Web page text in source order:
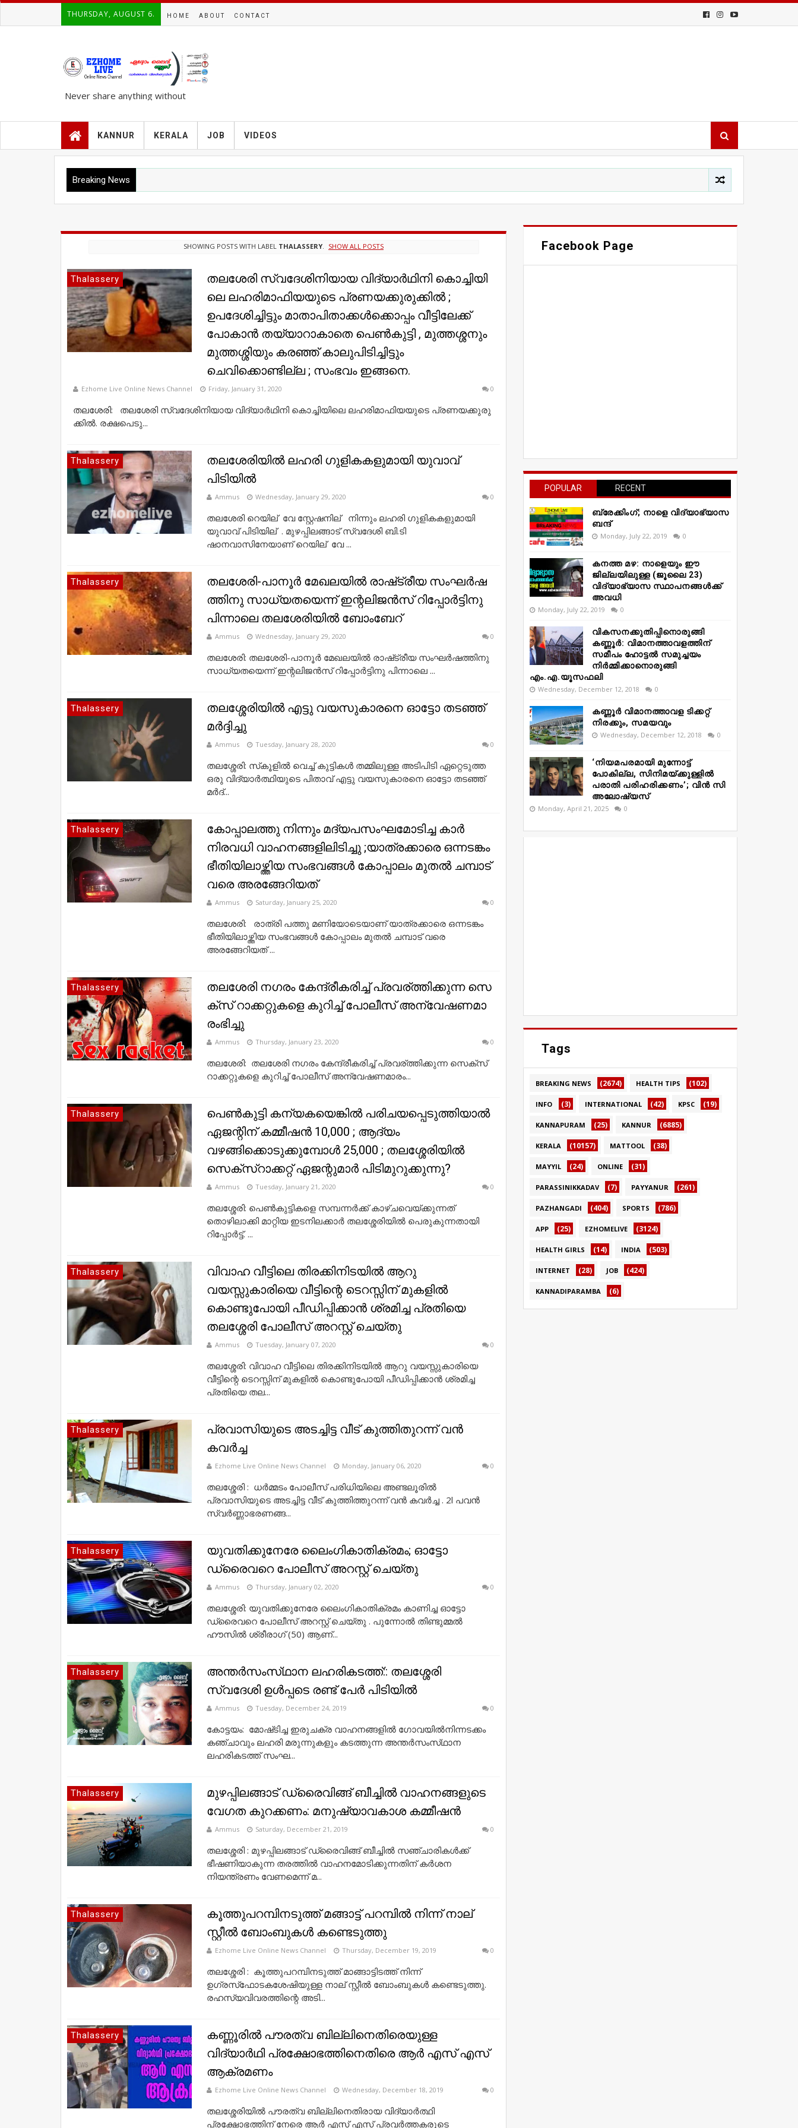
THURSDAY, AUGUST 6. HOME ABOUT CONTACT
Never share anything without
KANNUR KERALA JOB VIDEOS
Breaking News
SHOWING POSTS WITH LABEL THALASSERY. SHOW ALL POSTS
Thalassery
ത​ല​ശേ​രി സ്വ​ദേ​ശി​നി​യാ​യ വി​ദ്യാ​ര്‍​ഥി​നി കൊ​ച്ചി​യി​
ലെ ല​ഹ​രി​മാ​ഫി​യ​യു​ടെ പ്ര​ണ​യ​ക്കു​രു​ക്കി​ല്‍ ;
ഉപദേശിച്ചിട്ടും മാതാപിതാക്കള്‍ക്കൊപ്പം വീട്ടിലേക്ക്
പോകാന്‍ തയ്യാറാകാതെ പെണ്‍കുട്ടി , മുത്തശ്ശനും
മുത്തശ്ശിയും കരഞ്ഞ് കാലുപിടിച്ചിട്ടും
ചെവിക്കൊണ്ടില്ല ; സംഭവം ഇങ്ങനെ.
Ezhome Live Online News Channel Friday, January 31, 2020 0
ത​ല​ശേ​രി: ത​ല​ശേ​രി സ്വ​ദേ​ശി​നി​യാ​യ വി​ദ്യാ​ര്‍​ഥി​നി കൊ​ച്ചി​യി​ലെ ല​ഹ​രി​മാ​ഫി​യ​യു​ടെ പ്ര​ണ​യ​ക്കു​രു​
ക്കി​ല്‍. ര​ക്ഷ​പെ​ടു​...
Thalassery
തലശേരിയില്‍ ലഹരി ഗുളികകളുമായി യുവാവ്
പിടിയില്‍
Ammus Wednesday, January 29, 2020 0
തലശേരി റെയില് ‍ വേ സ്റ്റേഷനില് ‍ നിന്നും ലഹരി ഗുളികകളുമായി
യുവാവ് പിടിയില് ‍ . മുഴപ്പിലങ്ങാട് സ്വദേശി ബി.ടി
ഷാനവാസിനേയാണ് റെയില് ‍ വേ ...
Thalassery
ത​ല​ശേ​രി-​പാ​നൂ​ർ മേ​ഖ​ല​യി​ൽ രാ​ഷ്​ട്രീ​യ സം​ഘ​ർ​ഷ​
ത്തി​നു സാ​ധ്യ​ത​യെ​ന്ന് ഇ​ന്റ​ലി​ജ​ൻ​സ് റി​പ്പോ​ർ​ട്ടി​നു
പി​ന്നാ​ലെ ത​ല​ശേ​രി​യി​ൽ ബോം​ബേ​റ്
Ammus Wednesday, January 29, 2020 0
ത​ല​ശേ​രി: ത​ല​ശേ​രി-​പാ​നൂ​ർ മേ​ഖ​ല​യി​ൽ രാ​ഷ്​ട്രീ​യ സം​ഘ​ർ​ഷ​ത്തി​നു
സാ​ധ്യ​ത​യെ​ന്ന് ഇ​ന്റ​ലി​ജ​ൻ​സ് റി​പ്പോ​ർ​ട്ടി​നു പി​ന്നാ​ലെ ...
Thalassery
തലശ്ശേരിയിൽ എട്ടു വയസുകാരനെ ഓട്ടോ തടഞ്ഞ്
മര്‍ദ്ദിച്ചു
Ammus Tuesday, January 28, 2020 0
തലശ്ശേരി: സ്‌കൂളില്‍ വെച്ച് കുട്ടികള്‍ തമ്മിലുള്ള അടിപിടി ഏറ്റെടുത്ത
ഒരു വിദ്യാര്‍ത്ഥിയുടെ പിതാവ് എട്ടു വയസുകാരനെ ഓട്ടോ തടഞ്ഞ്
മര്‍ദ്...
Thalassery
കോപ്പാലത്തു നിന്നും മദ്യപസംഘമോടിച്ച കാർ
നിരവധി വാഹനങ്ങളിലിടിച്ചു ;യാത്രക്കാരെ ഒന്നടങ്കം
ഭീതിയിലാഴ്ത്തിയ സംഭവങ്ങൾ കോപ്പാലം മുതൽ ചമ്പാട്
വരെ അരങ്ങേറിയത്
Ammus Saturday, January 25, 2020 0
തലശേരി: രാത്രി പത്തു മണിയോടെയാണ് യാത്രക്കാരെ ഒന്നടങ്കം
ഭീതിയിലാഴ്ത്തിയ സംഭവങ്ങൾ കോപ്പാലം മുതൽ ചമ്പാട് വരെ
അരങ്ങേറിയത് ...
Thalassery
ത​ല​ശേ​രി ന​ഗ​രം കേ​ന്ദ്രീ​ക​രി​ച്ച് പ്ര​വ​ര്​ത്തി​ക്കു​ന്ന സെ​
ക്​സ് റാ​ക്ക​റ്റു​ക​ളെ കു​റി​ച്ച് പോ​ലീ​സ് അ​ന്വേ​ഷ​ണ​മാ​
രം​ഭി​ച്ചു
Ammus Thursday, January 23, 2020 0
ത​ല​ശേ​രി: ത​ല​ശേ​രി ന​ഗ​രം കേ​ന്ദ്രീ​ക​രി​ച്ച് പ്ര​വ​ര്​ത്തി​ക്കു​ന്ന സെ​ക്​സ്
റാ​ക്ക​റ്റു​ക​ളെ കു​റി​ച്ച് പോ​ലീ​സ് അ​ന്വേ​ഷ​ണ​മാ​രം​...
Thalassery
പെണ്‍കുട്ടി കന്യകയെങ്കില്‍ പരിചയപ്പെടുത്തിയാല്‍
ഏജന്റിന് കമ്മീഷന്‍ 10,000 ; ആദ്യം
വഴങ്ങിക്കൊടുക്കുമ്പോള്‍ 25,000 ; തലശ്ശേരിയില്‍
സെക്‌സ്‌റാക്കറ്റ് ഏജന്റുമാര്‍ പിടിമുറുക്കുന്നു?
Ammus Tuesday, January 21, 2020 0
തലശ്ശേരി: പെണ്‍കുട്ടികളെ സമ്പന്നര്‍ക്ക് കാഴ്ചവെയ്ക്കുന്നത്
തൊഴിലാക്കി മാറ്റിയ ഇടനിലക്കാര്‍ തലശ്ശേരിയില്‍ പെരുകുന്നതായി
റിപ്പോര്‍ട്ട്. ...
Thalassery
വിവാഹ വീട്ടിലെ തിരക്കിനിടയില്‍ ആറു
വയസ്സുകാരിയെ വീട്ടിന്റെ ടെറസ്സിന് മുകളില്‍
കൊണ്ടുപോയി പീഡിപ്പിക്കാന്‍ ശ്രമിച്ച പ്രതിയെ
തലശ്ശേരി പോലീസ് അറസ്റ്റ് ചെയ്തു
Ammus Tuesday, January 07, 2020 0
തലശ്ശേരി: വിവാഹ വീട്ടിലെ തിരക്കിനിടയില്‍ ആറു വയസ്സുകാരിയെ
വീട്ടിന്റെ ടെറസ്സിന് മുകളില്‍ കൊണ്ടുപോയി പീഡിപ്പിക്കാന്‍ ശ്രമിച്ച
പ്രതിയെ തല...
Thalassery
പ്രവാസിയുടെ അടച്ചിട്ട വീട് കുത്തിതുറന്ന് വന്‍
കവര്‍ച്ച
Ezhome Live Online News Channel Monday, January 06, 2020 0
തലശ്ശേരി : ധര്‍മ്മടം പോലീസ് പരിധിയിലെ അണ്ടലൂരില്‍
പ്രവാസിയുടെ അടച്ചിട്ട വീട് കുത്തിത്തുറന്ന് വന്‍ കവര്‍ച്ച . 2l പവന്‍
സ്വര്‍ണ്ണാഭരണങ്ങ...
Thalassery
യുവതിക്കുനേരേ ലൈംഗികാതിക്രമം; ഓട്ടോ
ഡ്രൈവറെ പോലീസ് അറസ്റ്റ് ചെയ്തു
Ammus Thursday, January 02, 2020 0
തലശ്ശേരി: യുവതിക്കുനേരേ ലൈംഗികാതിക്രമം കാണിച്ച ഓട്ടോ
ഡ്രൈവറെ പോലീസ് അറസ്റ്റ് ചെയ്തു . പുന്നോല്‍ തിണ്ടുമ്മല്‍
ഹൗസില്‍ ശ്രീരാഗ് (50) ആണ്...
Thalassery
അന്തര്‍സംസ്‌ഥാന ലഹരികടത്ത്:: തലശ്ശേരി
സ്വദേശി ഉൾപ്പടെ രണ്ട് പേർ പിടിയില്‍
Ammus Tuesday, December 24, 2019 0
കോട്ടയം: മോഷ്‌ടിച്ച ഇരുചക്ര വാഹനങ്ങളില്‍ ഗോവയില്‍നിന്നടക്കം
കഞ്ചാവും ലഹരി മരുന്നുകളും കടത്തുന്ന അന്തര്‍സംസ്‌ഥാന
ലഹരികടത്ത്‌ സംഘ...
Thalassery
മുഴപ്പിലങ്ങാട് ഡ്രൈവിങ്ങ് ബീച്ചില്‍ വാഹനങ്ങളുടെ
വേഗത കുറക്കണം: മനുഷ്യാവകാശ കമ്മീഷന്‍
Ammus Saturday, December 21, 2019 0
തലശ്ശേരി : മുഴപ്പിലങ്ങാട് ഡ്രൈവിങ്ങ് ബീച്ചില്‍ സഞ്ചാരികള്‍ക്ക്
ഭീഷണിയാകുന്ന തരത്തില്‍ വാഹനമോടിക്കുന്നതിന് കര്‍ശന
നിയന്ത്രണം വേണമെന്ന് മ...
Thalassery
കൂത്തുപറമ്പിനടുത്ത് മങ്ങാട്ട് പറമ്പില്‍ നിന്ന് നാല്
സ്റ്റീല്‍ ബോംബുകള്‍ കണ്ടെടുത്തു
Ezhome Live Online News Channel Thursday, December 19, 2019 0
തലശ്ശേരി : കൂത്തുപറമ്പിനടുത്ത് മാങ്ങാട്ടിടത്ത് നിന്ന്
ഉഗ്രസ്‌ഫോടകശേഷിയുള്ള നാല് സ്റ്റീല്‍ ബോംബുകള്‍ കണ്ടെടുത്തു.
രഹസ്യവിവരത്തിന്റെ അടി...
Thalassery
കണ്ണൂരില്‍ പൗരത്വ ബില്ലിനെതിരെയുള്ള
വിദ്യാര്‍ഥി പ്രക്ഷോഭത്തിനെതിരെ ആര്‍ എസ് എസ്
ആക്രമണം
Ezhome Live Online News Channel Wednesday, December 18, 2019 0
തലശ്ശേരിയില്‍ പൗരത്വ ബില്ലിനെതിരായ വിദ്യാര്‍ത്ഥി
പ്രക്ഷോഭത്തിന് നേരെ ആര്‍ എസ് എസ് പ്രവര്‍ത്തകരുടെ
Facebook Page
POPULAR RECENT
ബ്രേക്കിംഗ്; നാളെ വിദ്യാഭ്യാസ
ബന്ദ്
Monday, July 22, 2019 0
കനത്ത മഴ: നാളെയും ഈ
ജില്ലയിലുള്ള (ജൂലൈ 23)
വിദ്യാഭ്യാസ സ്ഥാപനങ്ങൾക്ക്
അവധി
Monday, July 22, 2019 0
വികസനക്കുതിപ്പിനൊരുങ്ങി
കണ്ണൂർ: വിമാനത്താവളത്തിന്
സമീപം ഹോട്ടൽ സമുച്ചയം
നിർമ്മിക്കാനൊരുങ്ങി
എം.എ.യൂസഫലി
Wednesday, December 12, 2018 0
കണ്ണൂർ വിമാനത്താവള ടിക്കറ്റ്
നിരക്കും, സമയവും
Wednesday, December 12, 2018 0
‘നിയമപരമായി മുന്നോട്ട്
പോകില്ല, സിനിമയ്ക്കുള്ളിൽ
പരാതി പരിഹരിക്കണം’; വിൻ സി
അലോഷ്യസ്
Monday, April 21, 2025 0
Tags
BREAKING NEWS (2674) HEALTH TIPS (102)
INFO (3) INTERNATIONAL (42) KPSC (19)
KANNAPURAM (25) KANNUR (6885)
KERALA (10157) MATTOOL (38)
MAYYIL (24) ONLINE (31)
PARASSINIKKADAV (7) PAYYANUR (261)
PAZHANGADI (404) SPORTS (786)
APP (25) EZHOMELIVE (3124)
HEALTH GIRLS (14) INDIA (503)
INTERNET (28) JOB (424)
KANNADIPARAMBA (6)